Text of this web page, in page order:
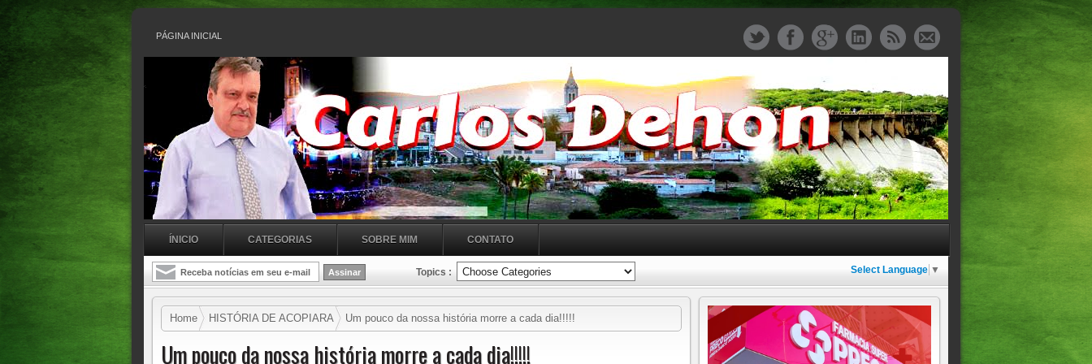
PÁGINA INICIAL
ÍNICIO CATEGORIAS SOBRE MIM CONTATO
Topics : Select Language ▼
Home HISTÓRIA DE ACOPIARA Um pouco da nossa história morre a cada dia!!!!!
Um pouco da nossa história morre a cada dia!!!!!